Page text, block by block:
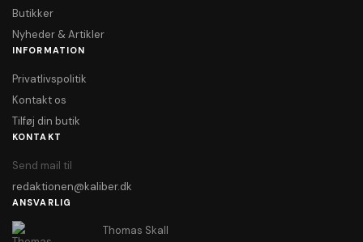
Butikker
Nyheder & Artikler
INFORMATION
Privatlivspolitik
Kontakt os
Tilføj din butik
KONTAKT
Send mail til
redaktionen@kaliber.dk
ANSVARLIG
Thomas Skall